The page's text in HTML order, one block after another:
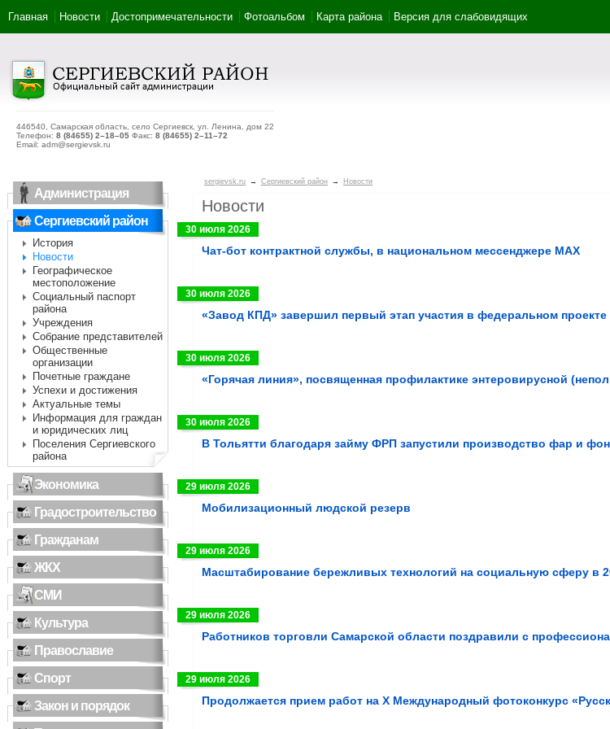
446540, Самарская область, село Сергиевск, ул. Ленина, дом 22
Телефон: 8 (84655) 2–18–05 Факс: 8 (84655) 2–11–72
Email: adm@sergievsk.ru
Главная Новости Достопримечательности Фотоальбом Карта района Версия для слабовидящих
Администрация
Сергиевский район
История
Новости
Географическое
местоположение
Социальный паспорт
района
Учреждения
Собрание представителей
Общественные
организации
Почетные граждане
Успехи и достижения
Актуальные темы
Информация для граждан
и юридических лиц
Поселения Сергиевского
района
Экономика
Градостроительство
Гражданам
ЖКХ
СМИ
Культура
Православие
Спорт
Закон и порядок
sergievsk.ru → Сергиевский район → Новости
Новости
30 июля 2026
Чат-бот контрактной службы, в национальном мессенджере MAX
30 июля 2026
«Завод КПД» завершил первый этап участия в федеральном
30 июля 2026
«Горячая линия», посвященная профилактике энтеровирусной
30 июля 2026
В Тольятти благодаря займу ФРП запустили производство фар и
29 июля 2026
Мобилизационный людской резерв
29 июля 2026
Масштабирование бережливых технологий на социальную сферу в
29 июля 2026
Работников торговли Самарской области поздравили с
29 июля 2026
Продолжается прием работ на Х Международный фотоконкурс